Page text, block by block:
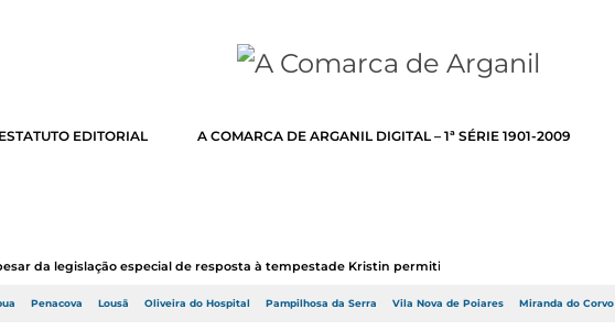
ESTATUTO EDITORIAL A COMARCA DE ARGANIL DIGITAL – 1ª SÉRIE 1901-2009
da legislação especial de resposta à tempestade Kristin permitir a adj...
Penacova Lousã Oliveira do Hospital Pampilhosa da Serra Vila Nova de Poiares Miranda do Corvo